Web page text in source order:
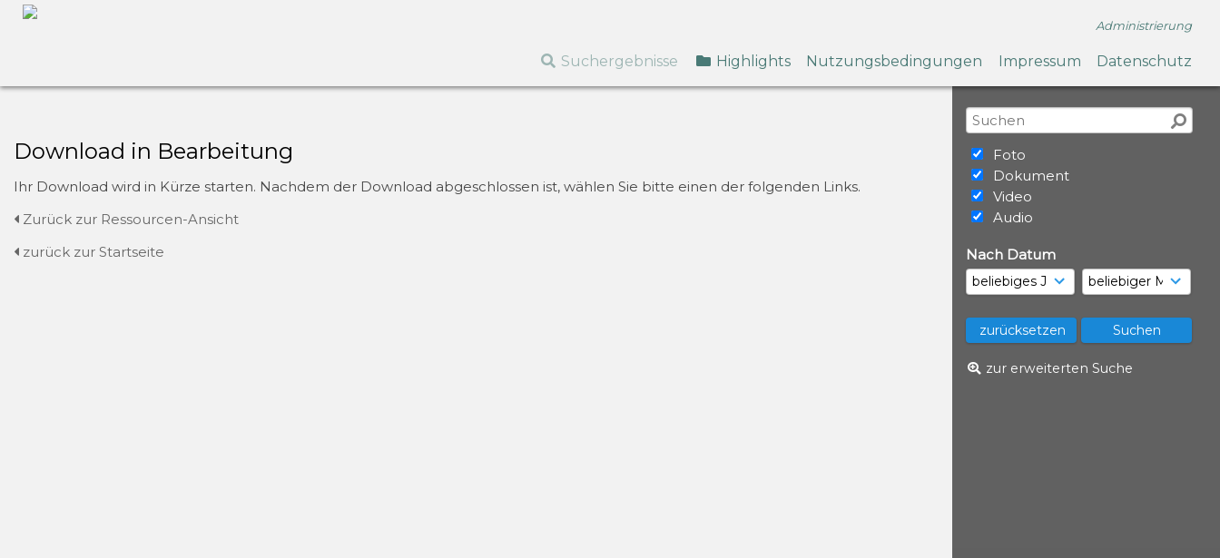
Administrierung
Suchergebnisse Highlights Nutzungsbedingungen Impressum Datenschutz
Foto
Dokument
Video
Audio
Nach Datum
zur erweiterten Suche
Download in Bearbeitung
Ihr Download wird in Kürze starten. Nachdem der Download abgeschlossen ist, wählen Sie bitte einen der folgenden Links.
Zurück zur Ressourcen-Ansicht
zurück zur Startseite